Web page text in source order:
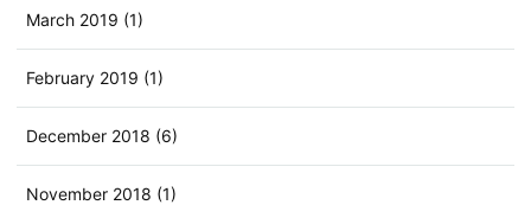
March 2019 (1)
February 2019 (1)
December 2018 (6)
November 2018 (1)